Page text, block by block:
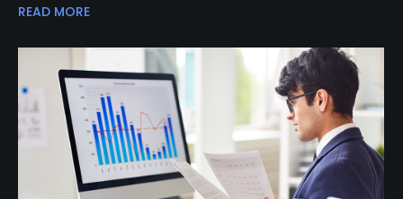
READ MORE